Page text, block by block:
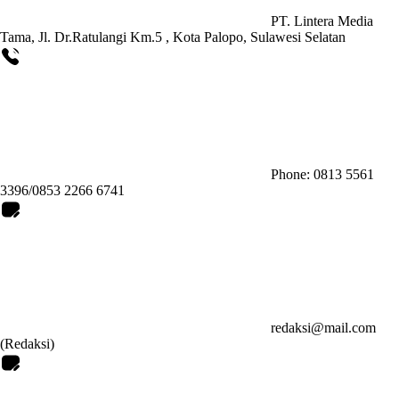
PT. Lintera Media
Tama, Jl. Dr.Ratulangi Km.5 , Kota Palopo, Sulawesi Selatan
Phone: 0813 5561
3396/0853 2266 6741
redaksi@mail.com
(Redaksi)